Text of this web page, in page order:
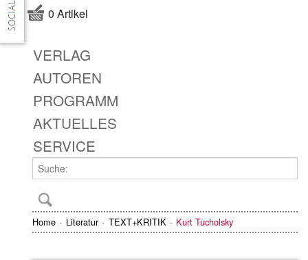
0 Artikel
VERLAG
AUTOREN
PROGRAMM
AKTUELLES
SERVICE
Home Literatur TEXT+KRITIK Kurt Tucholsky